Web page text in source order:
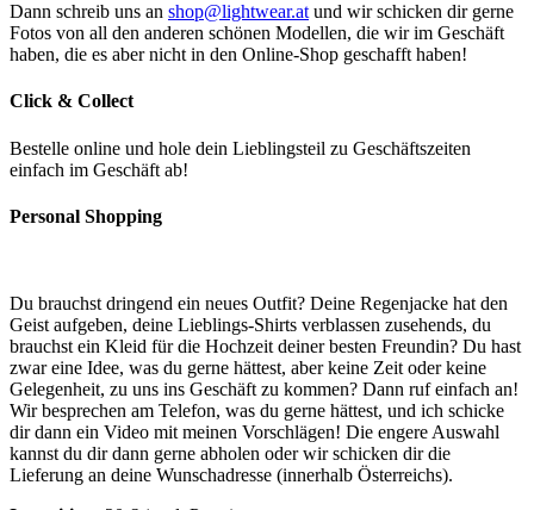
Dann schreib uns an shop@lightwear.at und wir schicken dir gerne
Fotos von all den anderen schönen Modellen, die wir im Geschäft
haben, die es aber nicht in den Online-Shop geschafft haben!
Click & Collect
Bestelle online und hole dein Lieblingsteil zu Geschäftszeiten
einfach im Geschäft ab!
Personal Shopping
Du brauchst dringend ein neues Outfit? Deine Regenjacke hat den
Geist aufgeben, deine Lieblings-Shirts verblassen zusehends, du
brauchst ein Kleid für die Hochzeit deiner besten Freundin? Du hast
zwar eine Idee, was du gerne hättest, aber keine Zeit oder keine
Gelegenheit, zu uns ins Geschäft zu kommen? Dann ruf einfach an!
Wir besprechen am Telefon, was du gerne hättest, und ich schicke
dir dann ein Video mit meinen Vorschlägen! Die engere Auswahl
kannst du dir dann gerne abholen oder wir schicken dir die
Lieferung an deine Wunschadresse (innerhalb Österreichs).